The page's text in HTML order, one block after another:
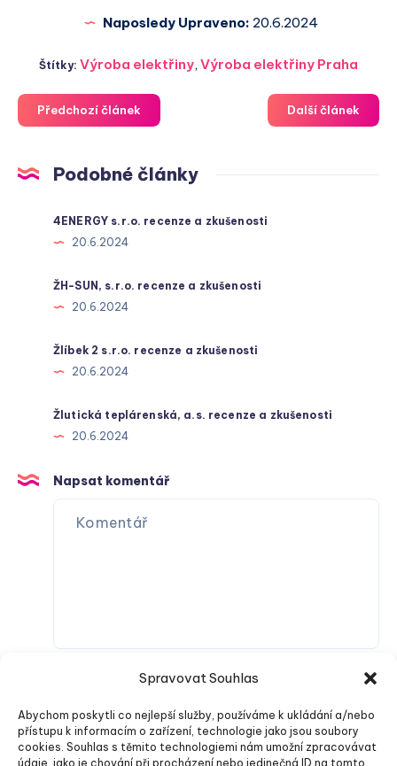
Spravovat Souhlas
Abychom poskytli co nejlepší služby, používáme k ukládání a/nebo
přístupu k informacím o zařízení, technologie jako jsou soubory
cookies. Souhlas s těmito technologiemi nám umožní zpracovávat
údaje, jako je chování při procházení nebo jedinečná ID na tomto
Naposledy Upraveno: 20.6.2024
Štítky:Výroba elektřiny,Výroba elektřiny Praha
Předchozí článek Další článek
Podobné články
4ENERGY s.r.o. recenze a zkušenosti
20.6.2024
ŽH-SUN, s.r.o. recenze a zkušenosti
20.6.2024
Žlíbek 2 s.r.o. recenze a zkušenosti
20.6.2024
Žlutická teplárenská, a.s. recenze a zkušenosti
20.6.2024
Napsat komentář